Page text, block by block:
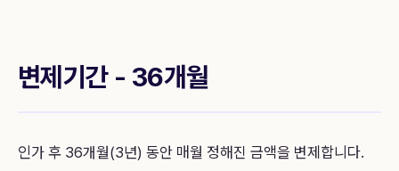
변제기간 - 36개월
인가 후 36개월(3년) 동안 매월 정해진 금액을 변제합니다.